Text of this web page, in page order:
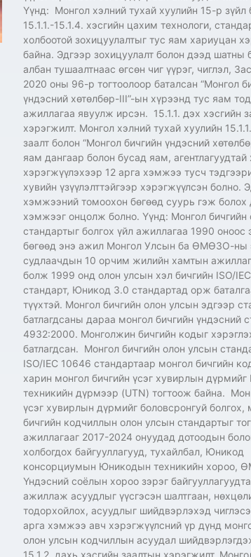
Үүнд: Монгол хэлний тухай хуулийн 15-р зүйл
15.1.1.-15.1.4. хэсгийн цахим технологи,
холбоотой зохицуулалтыг тус яам хариуцан
байна. Эдгээр зохицуулалт болон дээд шатны
албан тушаалтнаас өгсөн чиг үүрэг, чиглэл,
2020 оны 96-р тогтоолоор баталсан “Монгол
үндэсний хөтөлбөр-III”-ын хүрээнд тус яам
ажиллагаа явуулж ирсэн. 15.1.1. дэх хэсгийн
хэрэгжилт. Монгол хэлний тухай хуулийн
заалт болон “Монгол бичгийн үндэсний
яам дангаар болон бусад яам, агентлагуудтай
хэрэгжүүлэхээр 12 арга хэмжээ тусч
хувийн үзүүлэлттэйгээр хэрэгжүүлсэн болно.
хэмжээний томоохон бөгөөд суурь гэж болох
хэмжээг онцолж болно. Үүнд: Монгол бичгийн
стандартыг болгох үйл ажиллагаа 1990 оноос
бөгөөд энэ ажил Монгол Улсын ба ӨМӨЗО-ны
судлаачдын 10 орчим жилийн хамтын
болж 1999 онд олон улсын хэл бичгийн ISO/
стандарт, Юникод 3.0 стандартад орж
түүхтэй. Монгол бичгийн олон улсын эдгээр
батлагдсаны дараа монгол бичгийн үндэсний
4932:2000. Монголжин бичгийн кодыг
батлагдсан. Монгол бичгийн олон улсын
ISO/IEC 10646 стандартаар монгол бичгийн
харин монгол бичгийн үсэг хувирлын
техникийн дүрмээр (UTN) тогтоож байна.
үсэг хувирлын дүрмийг боловсронгуй болгох,
бичгийн кодчиллын олон улсын стандартыг
ажиллагааг 2017-2024 онуудад дотоодын
холбогдох байгууллагууд, тухайлбал, Юникод
консорциумын Юникодын техникийн хороо,
Үндэсний соёлын хороо зэрэг
ажиллаж асуудлыг үүсгэсэн шалтгаан,
тодорхойлох, асуудлыг шийдвэрлэхэд
арга хэмжээ авч хэрэгжүүлсний үр дүнд
олон улсын кодчиллын асуудал
15.1.2. дахь хэсгийн заалтын хэрэгжилт.